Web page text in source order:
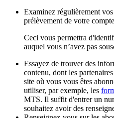
Examinez régulièrement
prélèvement de votre
Ceci vous permettra
auquel vous n’avez pas
Essayez de trouver des
contenu, dont les
site où vous vous êtes
utiliser, par exemple, les
MTS. Il suffit d'entrer un
souhaitez avoir des